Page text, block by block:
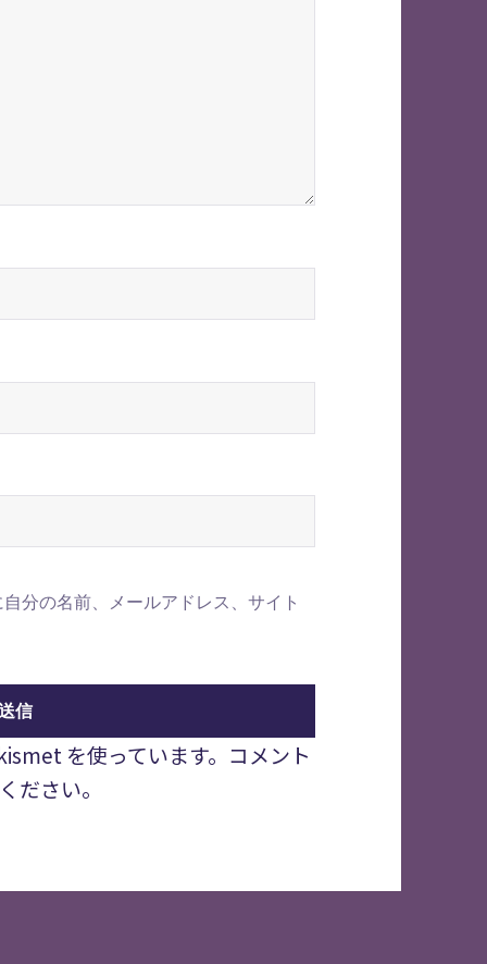
分の名前、メールアドレス、サイト
を使っています。 コメント
ださい。